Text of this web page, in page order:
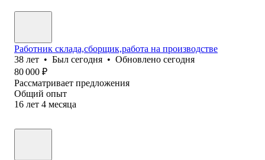
Работник склада,сборщик,работа на производстве
38 лет • Был сегодня • Обновлено сегодня
80 000 ₽
Рассматривает предложения
Общий опыт
16 лет 4 месяца